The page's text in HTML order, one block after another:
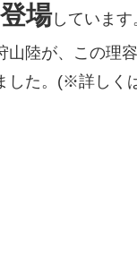
場しています
山陸が、この理
した。(※詳しく